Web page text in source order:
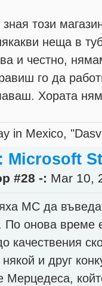
този
неща в
и честно,
го да
Хората
in Mexico,
Microsoft
#28 -: Mar 10,
МС да
По онова време
качествения
някой и друг
Мерцедеса,